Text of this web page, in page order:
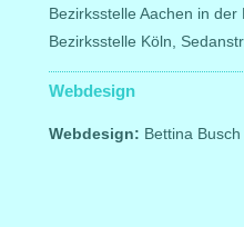
Bezirksstelle Aachen in der
Bezirksstelle Köln,
Webdesign
Webdesign: Bettina Busch